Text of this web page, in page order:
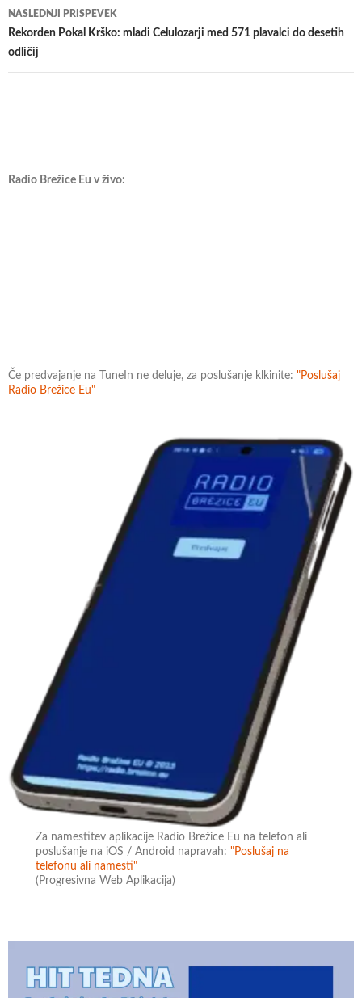
NASLEDNJI PRISPEVEK
Rekorden Pokal Krško: mladi Celulozarji med 571 plavalci do desetih
odličij
Radio Brežice Eu v živo:
Če predvajanje na TuneIn ne deluje, za poslušanje klkinite: "Poslušaj
Radio Brežice Eu"
Za namestitev aplikacije Radio Brežice Eu na telefon ali
poslušanje na iOS / Android napravah:"Poslušaj na
telefonu ali namesti"
(Progresivna Web Aplikacija)